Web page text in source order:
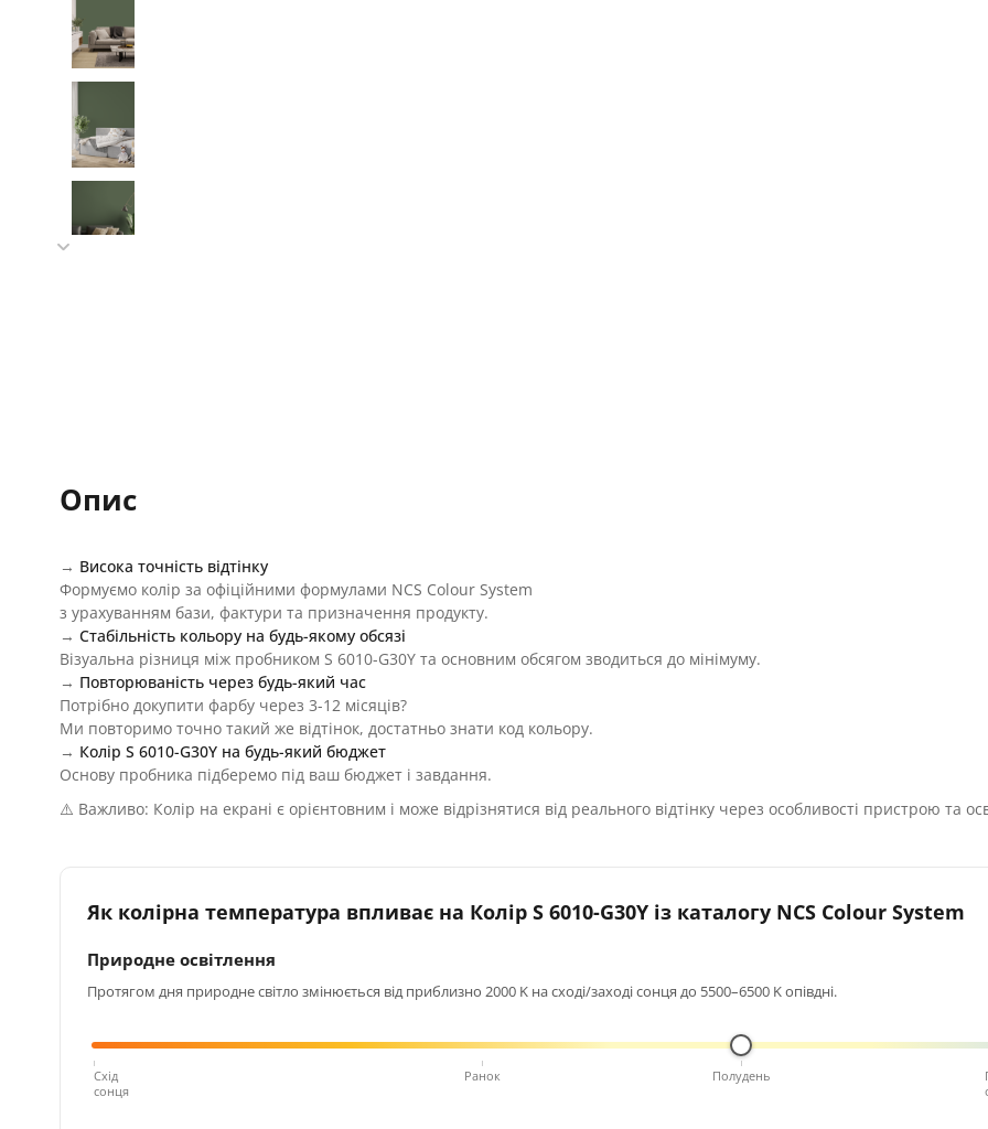
Опис
→ Висока точність відтінку
Формуємо колір за офіційними формулами NCS Colour System
з урахуванням бази, фактури та призначення продукту.
→ Стабільність кольору на будь-якому обсязі
Візуальна різниця між пробником S 6010-G30Y та основним обсягом зводиться до мінімуму.
→ Повторюваність через будь-який час
Потрібно докупити фарбу через 3-12 місяців?
Ми повторимо точно такий же відтінок, достатньо знати код кольору.
→ Колір S 6010-G30Y на будь-який бюджет
Основу пробника підберемо під ваш бюджет і завдання.
⚠️ Важливо: Колір на екрані є орієнтовним і може відрізнятися від реального відтінку через особливості пристрою та
Як колірна температура впливає на Колір S 6010-G30Y із каталогу NCS Colour System
Природне освітлення
Протягом дня природне світло змінюється від приблизно 2000 K на сході/заході сонця до 5500–6500 K опівдні.
Схід
сонця
Ранок Полудень